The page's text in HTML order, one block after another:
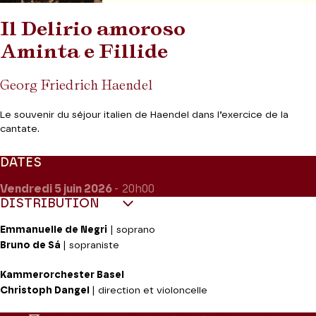
Il Delirio amoroso
Aminta e Fillide
Georg Friedrich Haendel
Le souvenir du séjour italien de Haendel dans l’exercice de la
cantate.
DATES
Vendredi 5 juin 2026 - 20h00
DISTRIBUTION
Emmanuelle de Negri | soprano
Bruno de Sá
| sopraniste
Kammerorchester Basel
Christoph Dangel
| direction et violoncelle